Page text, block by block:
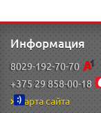
Информация
8029-192-70-70
+375 29 858-00-18
Карта сайта